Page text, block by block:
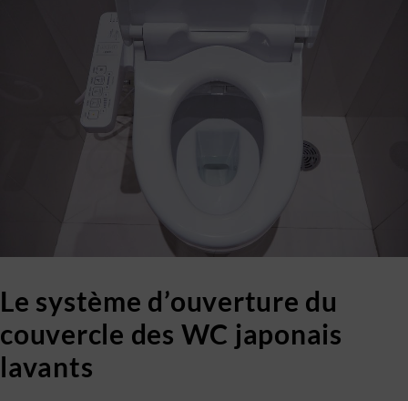
Le système d’ouverture du
couvercle des WC japonais
lavants